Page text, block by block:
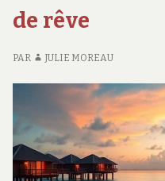
guide
LE
GUIDE
de rêve
PAR JULIE MOREAU